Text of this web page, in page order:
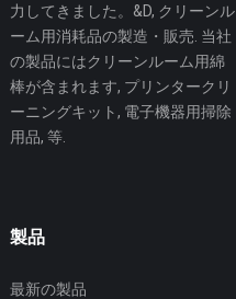
力してきました。&D, クリーンル
ーム用消耗品の製造・販売. 当社
の製品にはクリーンルーム用綿
棒が含まれます, プリンタークリ
ーニングキット, 電子機器用掃除
用品, 等.
製品
最新の製品